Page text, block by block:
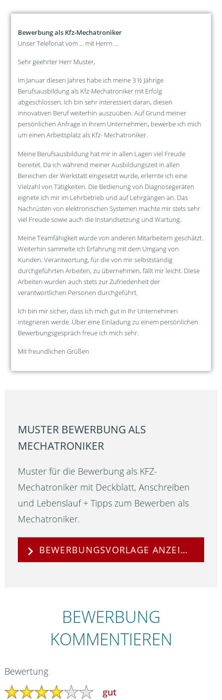
Bewerbung als Kfz-Mechatroniker
Unser Telefonat vom … mit Herrn …
Sehr geehrter Herr Muster,
im Januar diesen Jahres habe ich meine 3 ½ Jährige
Berufsausbildung als Kfz-Mechatroniker mit Erfolg
abgeschlossen. Ich bin sehr interessiert daran, diesen
innovativen Beruf weiterhin auszuüben. Auf Grund meiner
persönlichen Anfrage in Ihrem Unternehmen, bewerbe ich mich
um einen Arbeitsplatz als Kfz- Mechatroniker.
Meine Berufsausbildung hat mir in allen Lagen viel Freude
bereitet. Da ich während meiner Ausbildungszeit in allen
Bereichen der Werkstatt eingesetzt wurde, erlernte ich eine
Vielzahl von Tätigkeiten. Die Bedienung von Diagnosegeräten
eignete ich mir im Lehrbetrieb und auf Lehrgängen an. Das
Nachrüsten von elektronischen Systemen machte mir stets sehr
viel Freude sowie auch die Instandsetzung und Wartung.
Meine Teamfähigkeit wurde von anderen Mitarbeitern geschätzt.
Weiterhin sammelte ich Erfahrung mit dem Umgang von
Kunden. Verantwortung, für die von mir selbstständig
durchgeführten Arbeiten, zu übernehmen, fällt mir leicht. Diese
Arbeiten wurden auch stets zur Zufriedenheit der
verantwortlichen Personen durchgeführt.
Ich bin mir sicher, dass ich mich gut in Ihr Unternehmen
integrieren werde. Über eine Einladung zu einem persönlichen
Bewerbungsgespräch freue ich mich sehr.
Mit freundlichen Grüßen
MUSTER BEWERBUNG ALS
MECHATRONIKER
Muster für die Bewerbung als KFZ-
Mechatroniker mit Deckblatt, Anschreiben
und Lebenslauf + Tipps zum Bewerben als
Mechatroniker.
BEWERBUNGSVORLAGE ANZEIGEN
BEWERBUNG
KOMMENTIEREN
Bewertung
gut